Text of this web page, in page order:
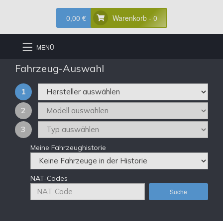
0,00 € Warenkorb - 0
MENÜ
Fahrzeug-Auswahl
1
2
3
Meine Fahrzeughistorie
NAT-Codes
Suche